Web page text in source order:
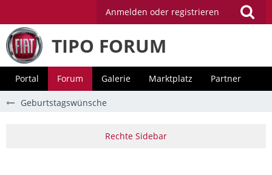
Anmelden oder registrieren
TIPO FORUM
Portal Forum Galerie Marktplatz Partner
Geburtstagswünsche